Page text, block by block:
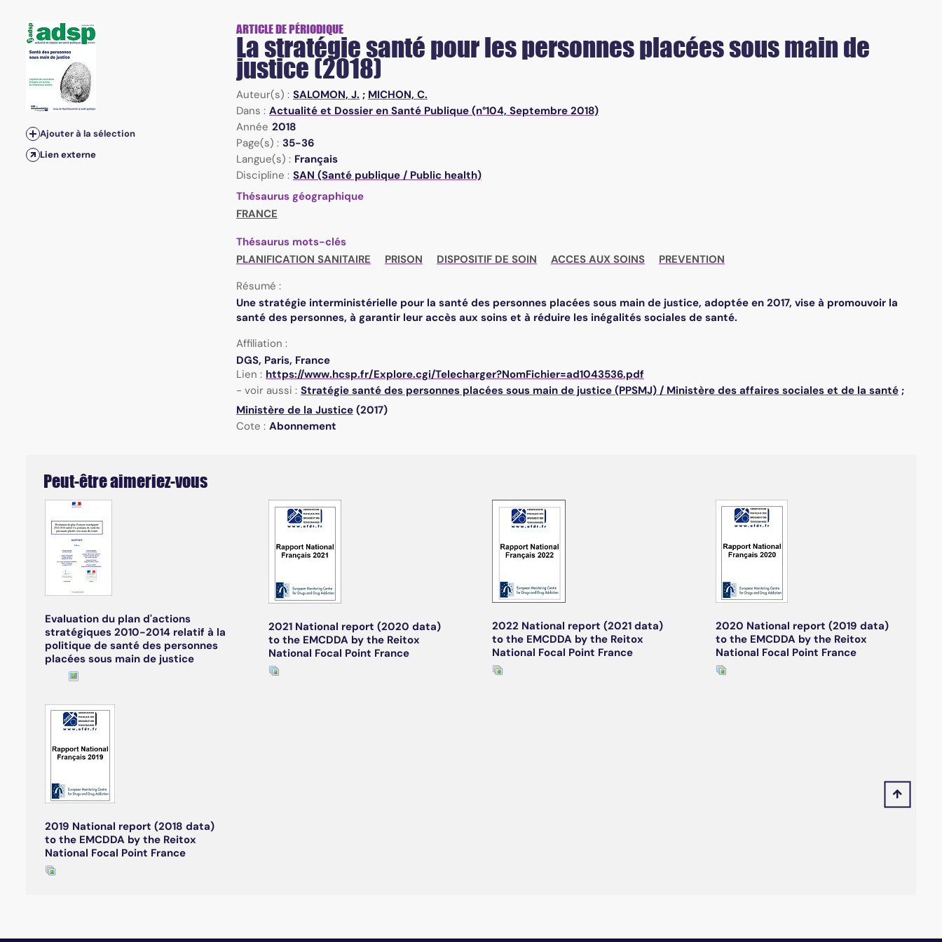
Ajouter à la sélection
Lien externe
ARTICLE DE PÉRIODIQUE
La stratégie santé pour les personnes placées sous main de
justice (2018)
Auteur(s) : SALOMON, J. ; MICHON, C.
Dans : Actualité et Dossier en Santé Publique (n°104, Septembre 2018)
Année 2018
Page(s) : 35-36
Langue(s) : Français
Discipline : SAN (Santé publique / Public health)
Thésaurus géographique
FRANCE
Thésaurus mots-clés
PLANIFICATION SANITAIRE
PRISON DISPOSITIF DE SOIN ACCES AUX SOINS
PREVENTION
Résumé :
Une stratégie interministérielle pour la santé des personnes placées sous main de justice, adoptée en 2017, vise à promouvoir la
santé des personnes, à garantir leur accès aux soins et à réduire les inégalités sociales de santé.
Affiliation :
DGS, Paris, France
Lien : https://www.hcsp.fr/Explore.cgi/Telecharger?NomFichier=ad1043536.pdf
- voir aussi : Stratégie santé des personnes placées sous main de justice (PPSMJ) / Ministère des affaires sociales et de la santé;
Ministère de la Justice (2017)
Cote : Abonnement
Peut-être aimeriez-vous
Evaluation du plan d'actions
stratégiques 2010-2014 relatif à la
politique de santé des personnes
placées sous main de justice
2021 National report (2020 data)
to the EMCDDA by the Reitox
National Focal Point France
2022 National report (2021 data)
to the EMCDDA by the Reitox
National Focal Point France
2020 National report (2019 data)
to the EMCDDA by the Reitox
National Focal Point France
2019 National report (2018 data)
to the EMCDDA by the Reitox
National Focal Point France